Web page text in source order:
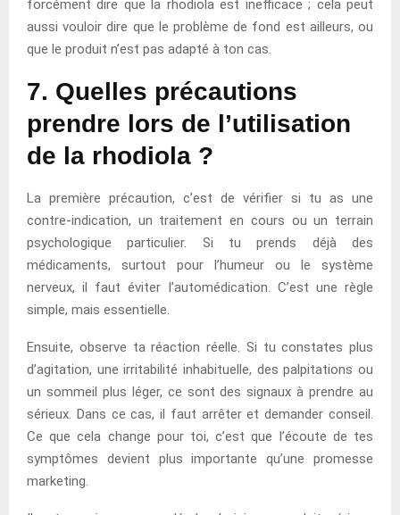
forcément dire que la rhodiola est inefficace ; cela peut
aussi vouloir dire que le problème de fond est ailleurs, ou
que le produit n’est pas adapté à ton cas.
7. Quelles précautions
prendre lors de l’utilisation
de la rhodiola ?
La première précaution, c’est de vérifier si tu as une
contre-indication, un traitement en cours ou un terrain
psychologique particulier. Si tu prends déjà des
médicaments, surtout pour l’humeur ou le système
nerveux, il faut éviter l’automédication. C’est une règle
simple, mais essentielle.
Ensuite, observe ta réaction réelle. Si tu constates plus
d’agitation, une irritabilité inhabituelle, des palpitations ou
un sommeil plus léger, ce sont des signaux à prendre au
sérieux. Dans ce cas, il faut arrêter et demander conseil.
Ce que cela change pour toi, c’est que l’écoute de tes
symptômes devient plus importante qu’une promesse
marketing.